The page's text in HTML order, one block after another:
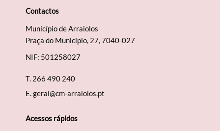
Contactos
Município de Arraiolos
Praça do Município, 27, 7040-027
NIF: 501258027
T. 266 490 240
E.geral@cm-arraiolos.pt
Acessos rápidos